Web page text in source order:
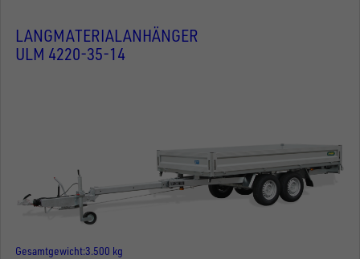
LANGMATERIALANHÄNGER
ULM 4220-35-14
Gesamtgewicht3.500 kg